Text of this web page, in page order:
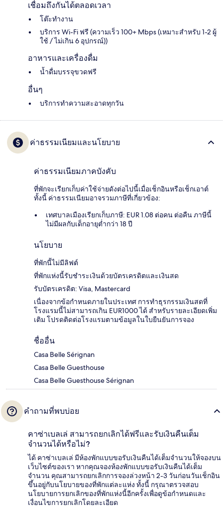
เชื่อมถึงกันได้ตลอดเวลา
โต๊ะทำงาน
บริการ Wi-Fi ฟรี (ความเร็ว 100+ Mbps (เหมาะสำหรับ 1-2 ผู้
ใช้ / ไม่เกิน 6 อุปกรณ์))
อาหารและเครื่องดื่ม
น้ำดื่มบรรจุขวดฟรี
อื่นๆ
บริการทำความสะอาดทุกวัน
ค่าธรรมเนียมและนโยบาย
ค่าธรรมเนียมภาคบังคับ
ที่พักจะเรียกเก็บค่าใช้จ่ายดังต่อไปนี้เมื่อเช็กอินหรือเช็กเอาต์
ทั้งนี้ ค่าธรรมเนียมอาจรวมภาษีที่เกี่ยวข้อง:
เทศบาลเมืองเรียกเก็บภาษี: EUR 1.08 ต่อคน ต่อคืน ภาษีนี้
ไม่มีผลกับเด็กอายุต่ำกว่า 18 ปี
นโยบาย
ที่พักนี้ไม่มีลิฟต์
ที่พักแห่งนี้รับชำระเงินด้วยบัตรเครดิตและเงินสด
รับบัตรเครดิต: Visa, Mastercard
เนื่องจากข้อกำหนดภายในประเทศ การทำธุรกรรมเงินสดที่
โรงแรมนี้ไม่สามารถเกิน EUR1000 ได้ สำหรับรายละเอียดเพิ่ม
เติม โปรดติดต่อโรงแรมตามข้อมูลในใบยืนยันการจอง
ชื่ออื่น
Casa Belle Sérignan
Casa Belle Guesthouse
Casa Belle Guesthouse Sérignan
คำถามที่พบบ่อย
คาซ่าเบลเล่ สามารถยกเลิกได้ฟรีและรับเงินคืนเต็ม
จำนวนได้หรือไม่?
ได้ คาซ่าเบลเล่ มีห้องพักแบบขอรับเงินคืนได้เต็มจำนวนให้จองบน
เว็บไซต์ของเรา หากคุณจองห้องพักแบบขอรับเงินคืนได้เต็ม
จำนวน คุณสามารถยกเลิกการจองล่วงหน้า 2-3 วันก่อนวันเช็กอิน
ขึ้นอยู่กับนโยบายของที่พักแต่ละแห่ง ทั้งนี้ กรุณาตรวจสอบ
นโยบายการยกเลิกของที่พักแห่งนี้อีกครั้งเพื่อดูข้อกำหนดและ
เงื่อนไขการยกเลิกโดยละเอียด